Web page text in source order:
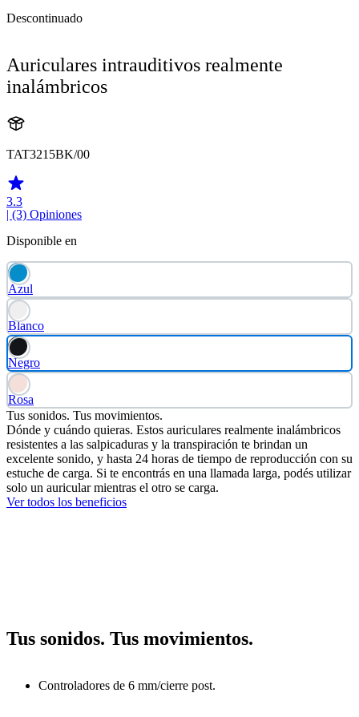
Descontinuado
Auriculares intrauditivos realmente
inalámbricos
TAT3215BK/00
3.3
| (3) Opiniones
Disponible en
Azul
Blanco
Negro
Rosa
Tus sonidos. Tus movimientos.
Dónde y cuándo quieras. Estos auriculares realmente inalámbricos
resistentes a las salpicaduras y la transpiración te brindan un
excelente sonido, y hasta 24 horas de tiempo de reproducción con su
estuche de carga. Si te encontrás en una llamada larga, podés utilizar
solo un auricular mientras el otro se carga.
Ver todos los beneficios
Tus sonidos. Tus movimientos.
Controladores de 6 mm/cierre post.